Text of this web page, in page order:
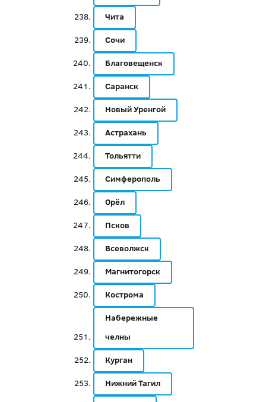
Чита
Сочи
Благовещенск
Саранск
Новый Уренгой
Астрахань
Тольятти
Симферополь
Орёл
Псков
Всеволжск
Магнитогорск
Кострома
Набережные
челны
Курган
Нижний Тагил